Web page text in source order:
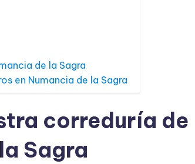
de la Sagra
en Numancia de la Sagra
correduría de
Sagra